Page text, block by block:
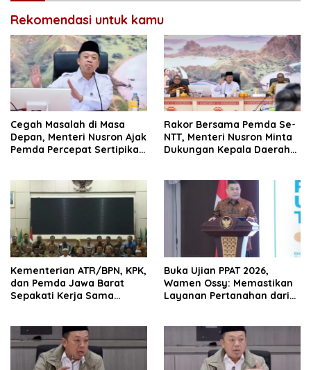
Rekomendasi untuk kamu
Cegah Masalah di Masa
Depan, Menteri Nusron Ajak
Pemda Percepat Sertipikasi
Rakor Bersama Pemda Se-
NTT, Menteri Nusron Minta
Dukungan Kepala Daerah
Kementerian ATR/BPN, KPK,
dan Pemda Jawa Barat
Sepakati Kerja Sama
Ekonomi Daerah
Buka Ujian PPAT 2026,
Wamen Ossy: Memastikan
Layanan Pertanahan dari
Berintegritas